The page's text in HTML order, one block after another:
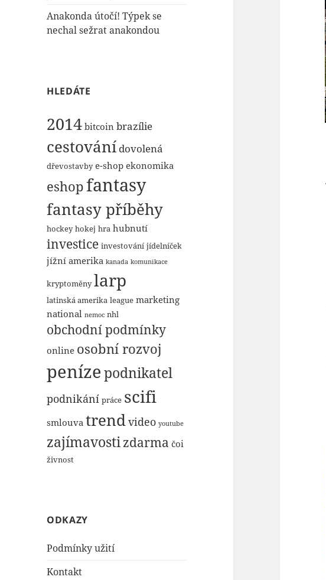
Anakonda útočí! Týpek se
nechal sežrat anakondou
HLEDÁTE
2014 bitcoin brazílie
cestování dovolená
dřevostavby e-shop ekonomika
eshopfantasy
fantasy příběhy
hockey hokej hra hubnutí
investice investování jídelníček
jížní amerika kanada komunikace
kryptoměny larp
latinská amerika league marketing
national nemoc nhl
obchodní podmínky
online osobní rozvoj
penízepodnikatel
podnikání práce scifi
smlouva trendvideo youtube
zajímavostizdarma čoi
živnost
ODKAZY
Podmínky užití
Kontakt